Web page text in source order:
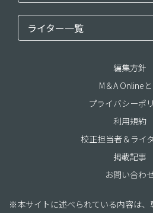
ライター一覧
編集方針
M＆A Online
プライバシーポ
利用規約
校正担当者＆ライ
掲載記事
お問い合わ
※本サイトに述べられている内容は、